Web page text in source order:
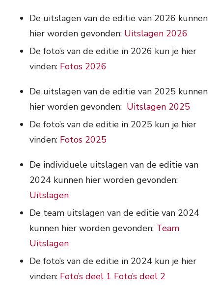
De uitslagen van de editie van 2026 kunnen
hier worden gevonden: Uitslagen 2026
De foto’s van de editie in 2026 kun je hier
vinden: Fotos 2026
De uitslagen van de editie van 2025 kunnen
hier worden gevonden: Uitslagen 2025
De foto’s van de editie in 2025 kun je hier
vinden: Fotos 2025
De individuele uitslagen van de editie van
2024 kunnen hier worden gevonden:
Uitslagen
De team uitslagen van de editie van 2024
kunnen hier worden gevonden: Team
Uitslagen
De foto’s van de editie in 2024 kun je hier
vinden: Foto’s deel 1 Foto’s deel 2